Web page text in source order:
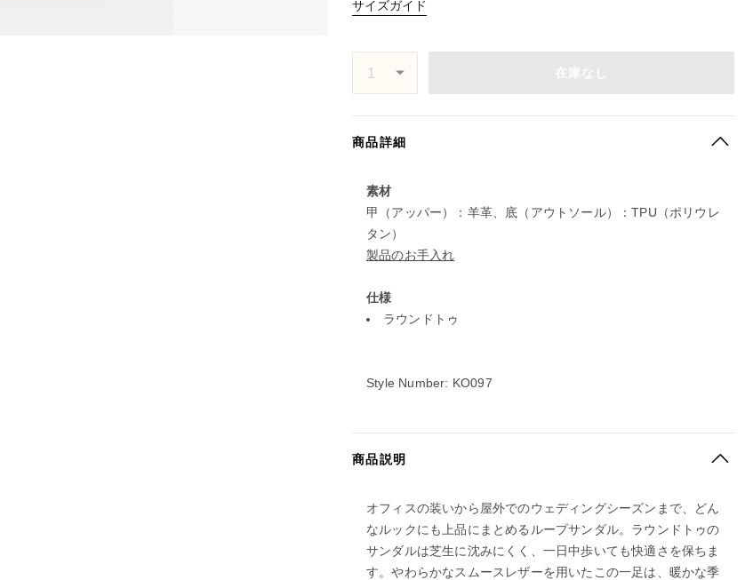
サイズガイド
在庫なし
商品詳細
素材
甲（アッパー）：羊革、底（アウトソール）：TPU（ポリウレ
タン）
製品のお手入れ
仕様
ラウンドトゥ
Style Number: KO097
商品説明
オフィスの装いから屋外でのウェディングシーズンまで、どん
なルックにも上品にまとめるループサンダル。ラウンドトゥの
サンダルは芝生に沈みにくく、一日中歩いても快適さを保ちま
す。やわらかなスムースレザーを用いたこの一足は、暖かな季